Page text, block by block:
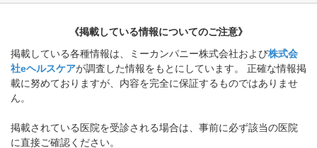
《掲載している情報についてのご注意》
掲載している各種情報は、ミーカンパニー株式会社および株式会
社eヘルスケアが調査した情報をもとにしています。 正確な情報掲
載に努めておりますが、内容を完全に保証するものではありませ
ん。
掲載されている医院を受診される場合は、事前に必ず該当の医院
に直接ご確認ください。